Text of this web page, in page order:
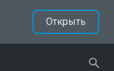
Открыть